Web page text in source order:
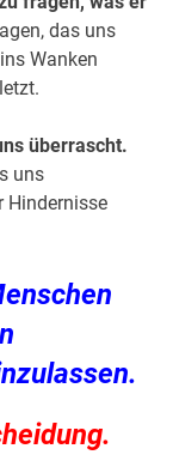
das uns
Wanken
überrascht.
uns
Hindernisse